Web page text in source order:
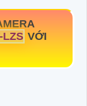
LZS VỚI